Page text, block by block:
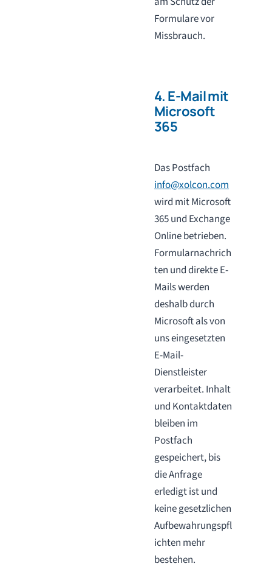
Formulare vor
Missbrauch.
4. E-Mail mit
Microsoft
365
Das Postfach
info@xolcon.com
wird mit Microsoft
365 und Exchange
Online betrieben.
Formularnachrich
ten und direkte E-
Mails werden
deshalb durch
Microsoft als von
uns eingesetzten
E-Mail-
Dienstleister
verarbeitet. Inhalt
und Kontaktdaten
bleiben im
Postfach
gespeichert, bis
die Anfrage
erledigt ist und
keine gesetzlichen
Aufbewahrungspfl
ichten mehr
bestehen.